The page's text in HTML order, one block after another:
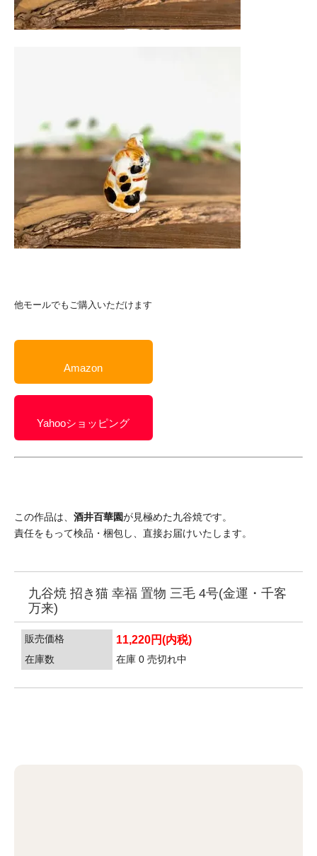
他モールでもご購入いただけます
Amazon
Yahooショッピング
この作品は、 酒井百華園が見極めた九谷焼です。
責任をもって検品・梱包し、直接お届けいたします。
九谷焼 招き猫 幸福 置物 三毛 4号(金運・千客
万来)
販売価格 11,220円(内税)
在庫数 在庫 0 売切れ中